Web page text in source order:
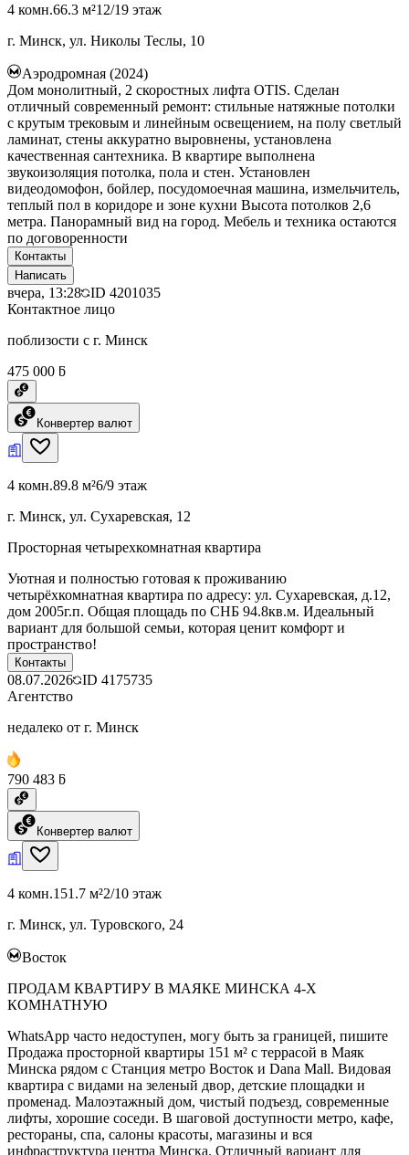
4 комн.66.3 м²12/19 этаж
г. Минск, ул. Николы Теслы, 10
Аэродромная (2024)
Дом монолитный, 2 скоростных лифта OTIS. Сделан
отличный современный ремонт: стильные натяжные потолки
с крутым трековым и линейным освещением, на полу светлый
ламинат, стены аккуратно выровнены, установлена
качественная сантехника. В квартире выполнена
звукоизоляция потолка, пола и стен. Установлен
видеодомофон, бойлер, посудомоечная машина, измельчитель,
теплый пол в коридоре и зоне кухни Высота потолков 2,6
метра. Панорамный вид на город. Мебель и техника остаются
по договоренности
Контакты
Написать
вчера, 13:28 ID 4201035
Контактное лицо
поблизости с г. Минск
475 000 ƃ
Конвертер валют
4 комн.89.8 м²6/9 этаж
г. Минск, ул. Сухаревская, 12
Просторная четырехкомнатная квартира
Уютная и полностью готовая к проживанию
четырёхкомнатная квартира по адресу: ул. Сухаревская, д.12,
дом 2005г.п. Общая площадь по СНБ 94.8кв.м. Идеальный
вариант для большой семьи, которая ценит комфорт и
пространство!
Контакты
08.07.2026 ID 4175735
Агентство
недалеко от г. Минск
790 483 ƃ
Конвертер валют
4 комн.151.7 м²2/10 этаж
г. Минск, ул. Туровского, 24
Восток
ПРОДАМ КВАРТИРУ В МАЯКЕ МИНСКА 4-Х
КОМНАТНУЮ
WhatsApp часто недоступен, могу быть за границей, пишите
Продажа просторной квартиры 151 м² с террасой в Маяк
Минска рядом с Станция метро Восток и Dana Mall. Видовая
квартира с видами на зеленый двор, детские площадки и
променад. Малоэтажный дом, чистый подъезд, современные
лифты, хорошие соседи. В шаговой доступности метро, кафе,
рестораны, спа, салоны красоты, магазины и вся
инфраструктура центра Минска. Отличный вариант для